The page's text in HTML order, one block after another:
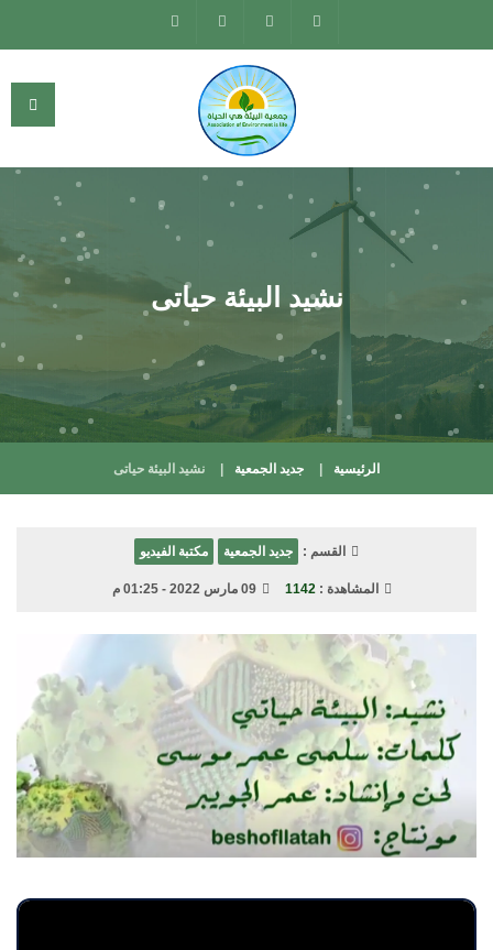
نشيد البيئة حياتى
الرئيسية جديد الجمعية نشيد البيئة حياتى
القسم : جديد الجمعية مكتبة الفيديو
المشاهدة : 1142 09 مارس 2022 - 01:25 م